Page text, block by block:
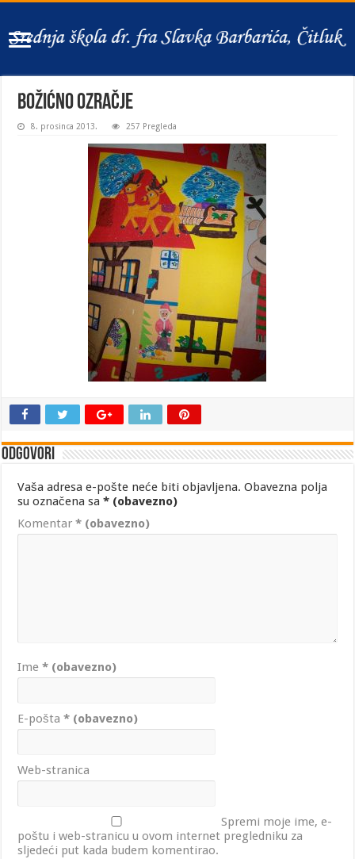
Božićno ozračje
8. prosinca 2013. 257 Pregleda
Odgovori
Vaša adresa e-pošte neće biti objavljena. Obavezna polja
su označena sa* (obavezno)
Komentar* (obavezno)
Ime* (obavezno)
E-pošta* (obavezno)
Web-stranica
Spremi moje ime, e-
poštu i web-stranicu u ovom internet pregledniku za
sljedeći put kada budem komentirao.